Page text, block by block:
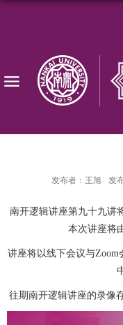
发布者：王旭 发
南开逻辑讲座第九十九讲
本次讲座将
讲座将以线下会议与Zoom
往期南开逻辑讲座的录像